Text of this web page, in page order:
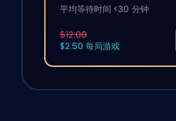
平均等待时间 <30 分钟
$12.00
$2.50 每局游戏